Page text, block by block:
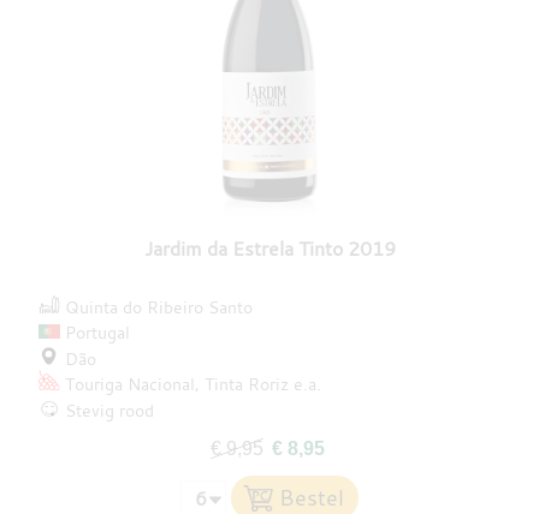
Jardim da Estrela Tinto 2019
Quinta do Ribeiro Santo
Portugal
Dão
Touriga Nacional
Tinta Roriz e.a.
Stevig rood
€ 9,95 € 8,95